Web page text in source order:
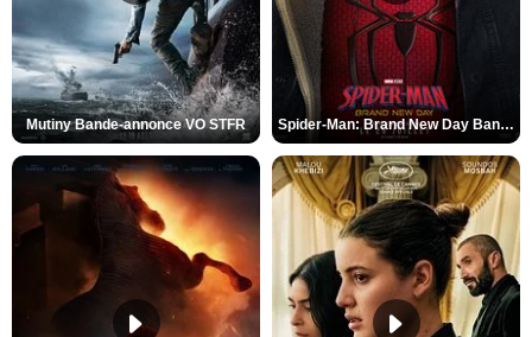
Mutiny Bande-annonce VO STFR Spider-Man: Brand New Day Bande-annonce VO STFR